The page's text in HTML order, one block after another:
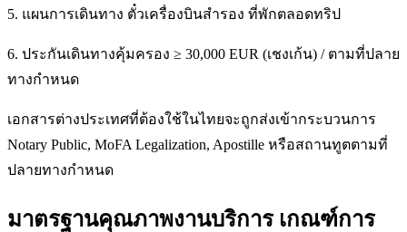
5. แผนการเดินทาง ตั๋วเครื่องบินสำรอง ที่พักตลอดทริป
6. ประกันเดินทางคุ้มครอง ≥ 30,000 EUR (เชงเก้น) / ตามที่ปลาย
ทางกำหนด
เอกสารต่างประเทศที่ต้องใช้ในไทยจะถูกส่งเข้ากระบวนการ
Notary Public, MoFA Legalization, Apostille หรือสถานทูตตามที่
ปลายทางกำหนด
มาตรฐานคุณภาพงานบริการ เกณฑ์การ